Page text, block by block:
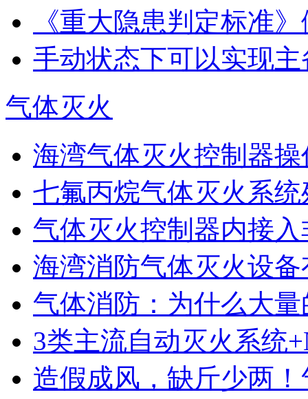
《重大隐患判定标准
手动状态下可以实现
气体灭火
海湾气体灭火控制器操
七氟丙烷气体灭火系统
气体灭火控制器内接入
海湾消防气体灭火设
气体消防：为什么大量
3类主流自动灭火系统
造假成风，缺斤少两！